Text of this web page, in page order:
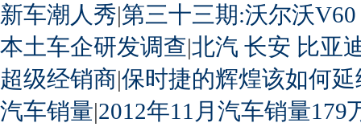
新车潮人秀|第三十三期:沃尔沃
本土车企研发调查|北汽 长安 比亚
超级经销商|保时捷的辉煌该如何延
汽车销量|2012年11月汽车销量179